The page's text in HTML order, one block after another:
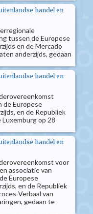
handel en
tussen de Europese
en de Mercado
anderzijds, gedaan
handel en
de Europese
en de Republiek
Luxemburg op 28
handel en
voor
associatie van
Europese
en de Republiek
Verbaal van
gedaan te